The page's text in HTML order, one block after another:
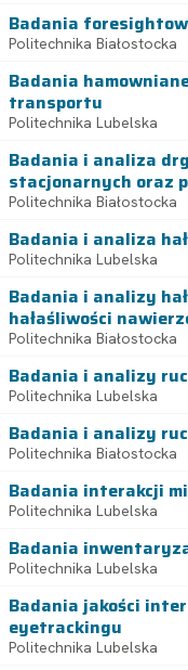
Badania
Politechnika Białostocka
Badania
transportu
Politechnika Lubelska
Badania i analiza
stacjonarnych oraz
Politechnika Białostocka
Badania i analiza
Politechnika Lubelska
Badania i analizy
hałaśliwości
Politechnika Białostocka
Badania i analizy
Politechnika Lubelska
Badania i analizy
Politechnika Białostocka
Badania interakcji
Politechnika Lubelska
Badania
Politechnika Lubelska
Badania jakości
eyetrackingu
Politechnika Lubelska